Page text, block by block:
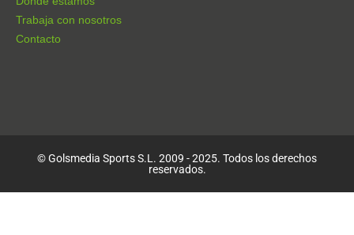
Trabaja con nosotros
Contacto
© Golsmedia Sports S.L. 2009 - 2025. Todos los derechos
reservados.